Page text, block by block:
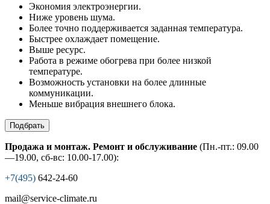
Экономия электроэнергии.
Ниже уровень шума.
Более точно поддерживается заданная температура.
Быстрее охлаждает помещение.
Выше ресурс.
Работа в режиме обогрева при более низкой
температуре.
Возможность установки на более длинные
коммуникации.
Меньше вибрация внешнего блока.
Подбрать
Продажа и монтаж. Ремонт и обслуживание (Пн.-пт.: 09.00
—19.00, сб-вс: 10.00-17.00):
+7(495) 642-24-60
mail@service-climate.ru